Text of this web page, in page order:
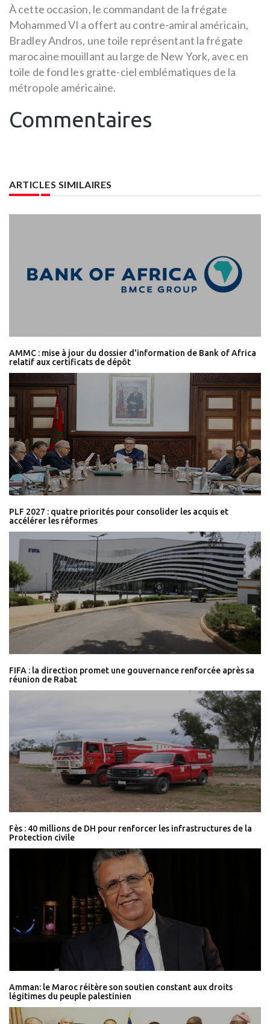
À cette occasion, le commandant de la frégate
Mohammed VI a offert au contre-amiral américain,
Bradley Andros, une toile représentant la frégate
marocaine mouillant au large de New York, avec en
toile de fond les gratte-ciel emblématiques de la
métropole américaine.
Commentaires
ARTICLES SIMILAIRES
AMMC : mise à jour du dossier d'information de Bank of Africa
relatif aux certificats de dépôt
PLF 2027 : quatre priorités pour consolider les acquis et
accélérer les réformes
FIFA : la direction promet une gouvernance renforcée après sa
réunion de Rabat
Fès : 40 millions de DH pour renforcer les infrastructures de la
Protection civile
Amman: le Maroc réitère son soutien constant aux droits
légitimes du peuple palestinien